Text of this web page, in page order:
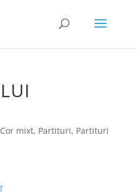
Cor mixt, Partituri, Partituri